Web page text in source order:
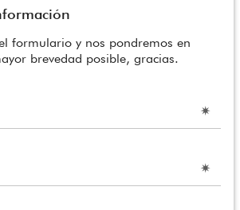
formulario y nos pondremos en
brevedad posible, gracias.